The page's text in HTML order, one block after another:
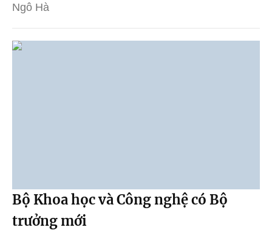
Ngô Hà
Bộ Khoa học và Công nghệ có Bộ
trưởng mới